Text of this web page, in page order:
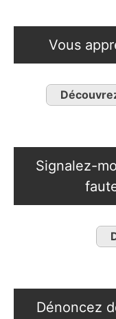
Vous
Signalez-
Dénoncez